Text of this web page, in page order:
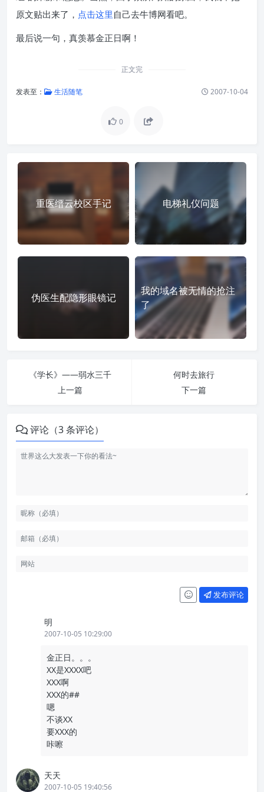
原文贴出来了， 点击这里 自己去牛博网看吧。
最后说一句，真羡慕金正日啊！
正文完
发表至： 生活随笔 2007-10-04
0
重医缙云校区手记 电梯礼仪问题
伪医生配隐形眼镜记
我的域名被无情的抢注
了
《学长》——弱水三千
上一篇
何时去旅行
下一篇
评论（3 条评论）
发布评论
明
2007-10-05 10:29:00
金正日。。。
XX是XXXX吧
XXX啊
XXX的##
嗯
不谈XX
要XXX的
咔嚓
天天
2007-10-05 19:40:56